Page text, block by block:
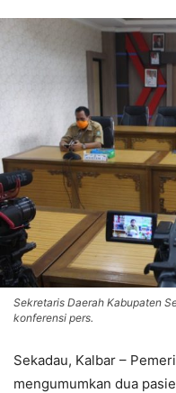
Sekretaris Daerah Kabupaten
konferensi pers.
Sekadau, Kalbar –
mengumumkan dua